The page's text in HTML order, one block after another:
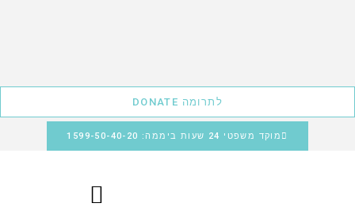
לתרומה DONATE
מוקד משפטי 24 שעות ביממה: 1599-50-40-20